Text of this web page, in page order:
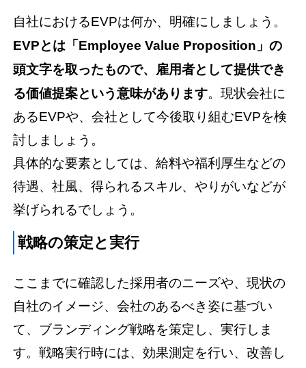
自社におけるEVPは何か、明確にしましょう。
EVPとは「Employee Value Proposition」の
頭文字を取ったもので、雇用者として提供でき
る価値提案という意味があります。現状会社に
あるEVPや、会社として今後取り組むEVPを検
討しましょう。
具体的な要素としては、給料や福利厚生などの
待遇、社風、得られるスキル、やりがいなどが
挙げられるでしょう。
戦略の策定と実行
ここまでに確認した採用者のニーズや、現状の
自社のイメージ、会社のあるべき姿に基づい
て、ブランディング戦略を策定し、実行しま
す。戦略実行時には、効果測定を行い、改善し